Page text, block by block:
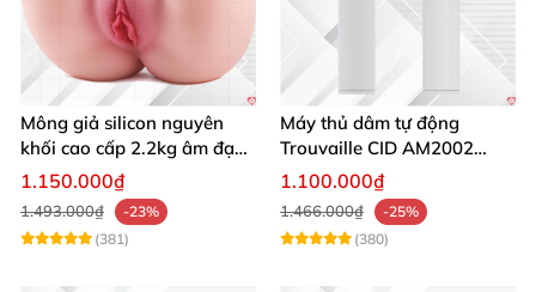
Mông giả silicon nguyên
khối cao cấp 2.2kg âm đạo
và hậu môn khít bót
1.150.000₫
1.493.000₫
-23%
(381)
Máy thủ dâm tự động
Trouvaille CID AM2002
tăng khoái cảm
1.100.000₫
1.466.000₫
-25%
(380)